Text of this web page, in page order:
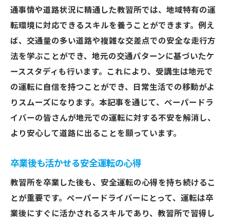
通事情や道路状況に精通した教習所では、地域特有の運
転環境に対応できるスキルを養うことができます。例え
ば、交通量の多い道路や複雑な交差点での安全な走行方
法を学ぶことができ、地元の交通パターンに基づいたケ
ーススタディも行います。これにより、受講生は地元で
の運転に自信を持つことができ、日常生活での移動がよ
りスムーズになります。本記事を通じて、ペーパードラ
イバーの皆さんが地元での運転に対する不安を解消し、
より安心して道路に出ることを願っています。
卒業後も活かせる安全運転の心得
教習所を卒業した後も、安全運転の心得を持ち続けるこ
とが重要です。ペーパードライバーにとって、運転は卒
業後にすぐに活かされるスキルであり、教習所で習得し